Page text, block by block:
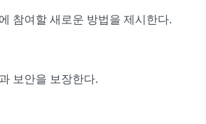
참여할 새로운 방법을 제시한다.
보안을 보장한다.